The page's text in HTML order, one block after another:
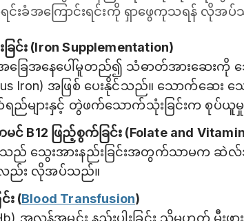
ရင်းခံအကြောင်းရင်းကို ရှာဖွေကုသရန် လိုအ
င်း (Iron Supplementation)
အခြေအနေပေါ်မူတည်၍ သံဓာတ်အားဆေးကို
Iron) အဖြစ် ပေးနိုင်သည်။ သောက်ဆေး
ာ်ရည်များနှင့် တွဲဖက်သောက်သုံးခြင်းက စုပ်
B12 ဖြည့်စွက်ခြင်း (Folate and Vitamin
သည် သွေးအားနည်းခြင်းအတွက်သာမက ဆဲလ်အသ
ည်း လိုအပ်သည်။
း (Blood Transfusion)
အလွန်အမင်း နည်းပါးခြင်း သို့မဟုတ် မီးဖွာ